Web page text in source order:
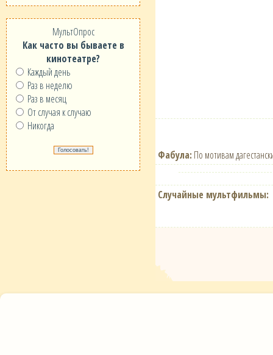
МультОпрос
Как часто вы бываете в
кинотеатре?
Каждый день
Раз в неделю
Раз в месяц
От случая к случаю
Никогда
Фабула: По мотивам
Случайные мультфильмы: